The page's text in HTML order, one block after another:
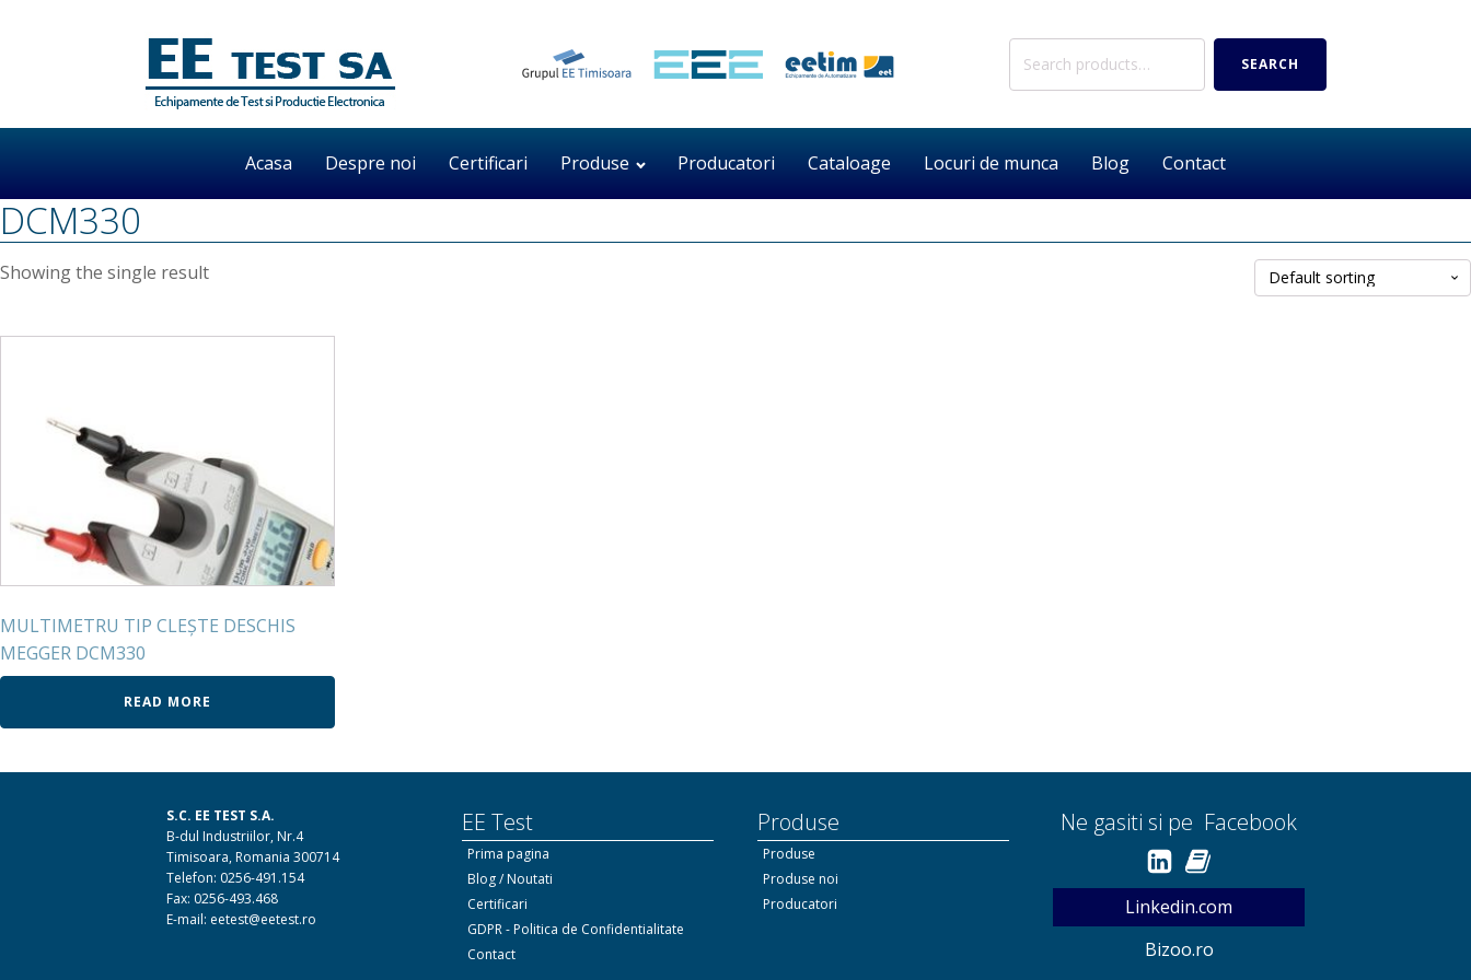
Search
SEARCH
Acasa Despre noi Certificari Produse Producatori Cataloage Locuri de munca Blog Contact
DCM330
Showing the single result
MULTIMETRU TIP CLEŞTE DESCHIS
MEGGER DCM330
READ MORE
S.C. EE TEST S.A.
B-dul Industriilor, Nr.4
Timisoara, Romania 300714
Telefon: 0256-491.154
Fax: 0256-493.468
E-mail: eetest@eetest.ro
EE Test
Prima pagina
Blog / Noutati
Certificari
GDPR - Politica de Confidentialitate
Contact
Produse
Produse
Produse noi
Producatori
Ne gasiti si pe Facebook
Linkedin.com
Bizoo.ro